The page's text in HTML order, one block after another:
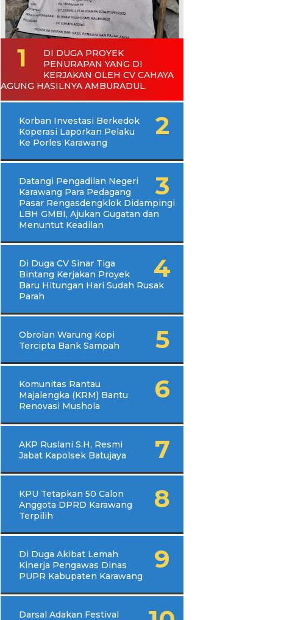
DI DUGA PROYEK
PENURAPAN YANG DI
KERJAKAN OLEH CV CAHAYA
AGUNG HASILNYA AMBURADUL.
Korban Investasi Berkedok
Koperasi Laporkan Pelaku
Ke Porles Karawang
Datangi Pengadilan Negeri
Karawang Para Pedagang
Pasar Rengasdengklok Didampingi
LBH GMBI, Ajukan Gugatan dan
Menuntut Keadilan
Di Duga CV Sinar Tiga
Bintang Kerjakan Proyek
Baru Hitungan Hari Sudah Rusak
Parah
Obrolan Warung Kopi
Tercipta Bank Sampah
Komunitas Rantau
Majalengka (KRM) Bantu
Renovasi Mushola
AKP Ruslani S.H, Resmi
Jabat Kapolsek Batujaya
KPU Tetapkan 50 Calon
Anggota DPRD Karawang
Terpilih
Di Duga Akibat Lemah
Kinerja Pengawas Dinas
PUPR Kabupaten Karawang
Darsal Adakan Festival